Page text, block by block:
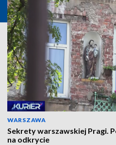
WARSZAWA
Sekrety warszawskiej Pragi.
na odkrycie